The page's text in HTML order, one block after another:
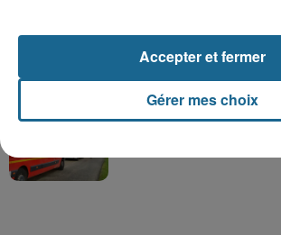
Valérie, 46 ans,
depuis mardi à
Violent accident à
Gérer mes choix
Accepter et fermer